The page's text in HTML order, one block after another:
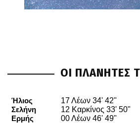
ΟΙ ΠΛΑΝΗΤΕΣ